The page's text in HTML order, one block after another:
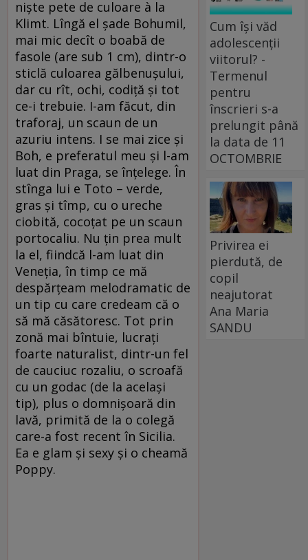
nişte pete de culoare à la
Klimt. Lîngă el şade Bohumil,
mai mic decît o boabă de
fasole (are sub 1 cm), dintr-o
sticlă culoarea gălbenuşului,
dar cu rît, ochi, codiţă şi tot
ce-i trebuie. I-am făcut, din
traforaj, un scaun de un
azuriu intens. I se mai zice şi
Boh, e preferatul meu şi l-am
luat din Praga, se înţelege. În
stînga lui e Toto – verde,
gras şi tîmp, cu o ureche
ciobită, cocoţat pe un scaun
portocaliu. Nu ţin prea mult
la el, fiindcă l-am luat din
Veneţia, în timp ce mă
despărţeam melodramatic de
un tip cu care credeam că o
să mă căsătoresc. Tot prin
zonă mai bîntuie, lucraţi
foarte naturalist, dintr-un fel
de cauciuc rozaliu, o scroafă
cu un godac (de la acelaşi
tip), plus o domnişoară din
lavă, primită de la o colegă
care-a fost recent în Sicilia.
Ea e glam şi sexy şi o cheamă
Poppy.
Cum își văd
adolescenții
viitorul? -
Termenul
pentru
înscrieri s-a
prelungit până
la data de 11
OCTOMBRIE
Privirea ei
pierdută, de
copil
neajutorat
Ana Maria
SANDU